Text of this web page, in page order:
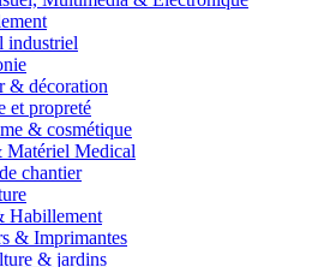
industriel
& décoration
et propreté
& cosmétique
Matériel Medical
chantier
Habillement
& Imprimantes
& jardins